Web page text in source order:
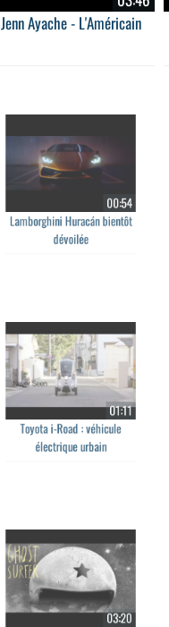
Jenn Ayache - L'Américain
00:54
Lamborghini Huracán bientôt
01:11
Toyota i-Road : véhicule
électrique urbain
03:20